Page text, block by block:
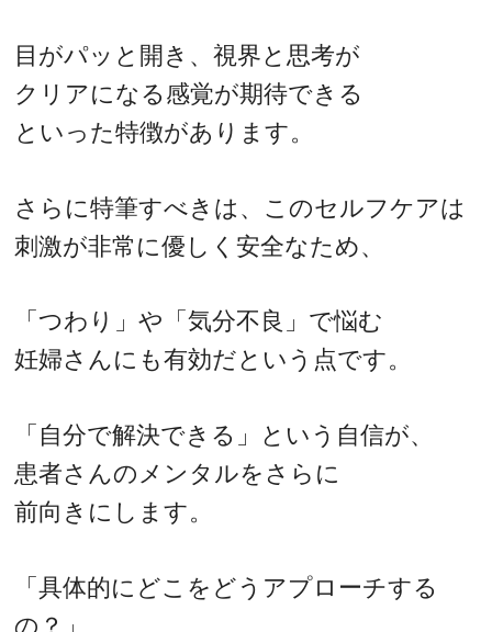
目がパッと開き、視界と思考が
クリアになる感覚が期待できる
といった特徴があります。
さらに特筆すべきは、このセルフケアは
刺激が非常に優しく安全なため、
「つわり」や「気分不良」で悩む
妊婦さんにも有効だという点です。
「自分で解決できる」という自信が、
患者さんのメンタルをさらに
前向きにします。
「具体的にどこをどうアプローチする
の？」